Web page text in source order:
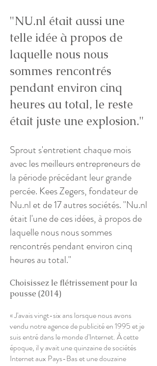
"NU.nl était aussi une
telle idée à propos de
laquelle nous nous
sommes rencontrés
pendant environ cinq
heures au total, le reste
était juste une explosion."
Sprout s'entretient chaque mois
avec les meilleurs entrepreneurs de
la période précédant leur grande
percée. Kees Zegers, fondateur de
Nu.nl et de 17 autres sociétés. "Nu.nl
était l'une de ces idées, à propos de
laquelle nous nous sommes
rencontrés pendant environ cinq
heures au total."
Choisissez le flétrissement pour la
pousse (2014)
« J'avais vingt-six ans lorsque nous avons
vendu notre agence de publicité en 1995 et je
suis entré dans le monde d'Internet. À cette
époque, il y avait une quinzaine de sociétés
Internet aux Pays-Bas et une douzaine